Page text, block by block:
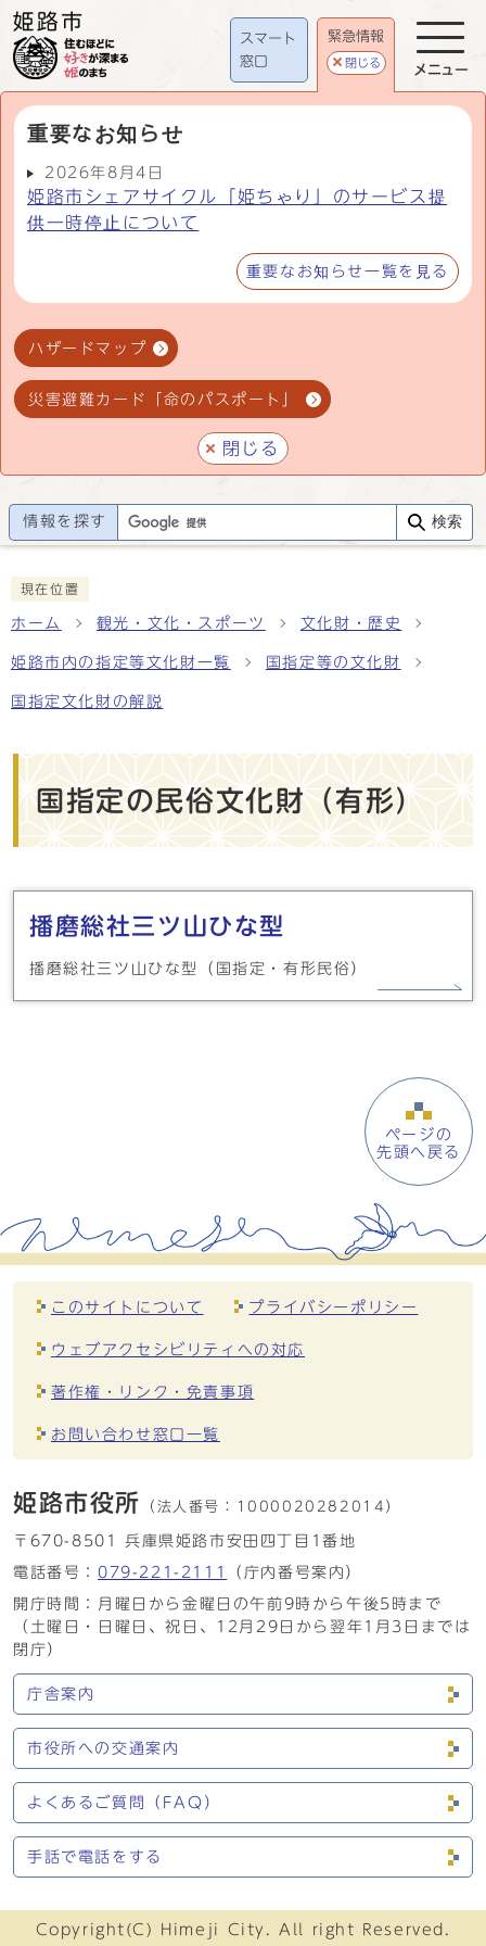
スマート
窓口
緊急情報
閉じる
重要なお知らせ
2026年8月4日
姫路市シェアサイクル「姫ちゃり」のサービス提
供一時停止について
重要なお知らせ一覧を見る
ハザードマップ
災害避難カード「命のパスポート」
閉じる
メニュー
情報を探す 検索
現在位置
ホーム 観光・文化・スポーツ 文化財・歴史
姫路市内の指定等文化財一覧 国指定等の文化財
国指定文化財の解説
国指定の民俗文化財（有形）
メインメニュー
播磨総社三ツ山ひな型
播磨総社三ツ山ひな型（国指定・有形民俗）
ページの
先頭へ戻る
このサイトについて プライバシーポリシー
ウェブアクセシビリティへの対応
著作権・リンク・免責事項
お問い合わせ窓口一覧
姫路市役所 （法人番号： 1000020282014）
〒670-8501 兵庫県姫路市安田四丁目1番地
電話番号： 079-221-2111
（庁内番号案内）
開庁時間：月曜日から金曜日の午前9時から午後5時まで
（土曜日・日曜日、祝日、12月29日から翌年1月3日までは
閉庁）
庁舎案内
市役所への交通案内
よくあるご質問（FAQ）
手話で電話をする
Copyright(C) Himeji City. All right Reserved.